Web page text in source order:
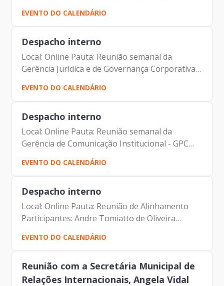
Oliveira (Assessor da Presidência da Prodam)
Francisco de Padovan Forbes (Presidente da
Prodam) Fernando Padula...
EVENTO DO CALENDÁRIO
Despacho interno
Local: Online Pauta: Reunião semanal da
Gerência Jurídica e de Governança Corporativa -
(Assessor da Presidência da Prodam) Francisco
de Padovan...
EVENTO DO CALENDÁRIO
Despacho interno
Local: Online Pauta: Reunião semanal da
Gerência de Comunicação Institucional - GPC
Participantes: Andre Tomiatto de Oliveira
(Assessor da Presidência da Prodam) Francisco
de Padovan Forbes (...
EVENTO DO CALENDÁRIO
Despacho interno
Local: Online Pauta: Reunião de Alinhamento
Participantes: Andre Tomiatto de Oliveira
(Assessor da Presidência da Prodam) Francisco
de Padovan Forbes ( Presidente da Prodam)
Eduardo Amaro Bueno...
EVENTO DO CALENDÁRIO
Reunião com a Secretária Municipal de
Relações Internacionais, Angela Vidal